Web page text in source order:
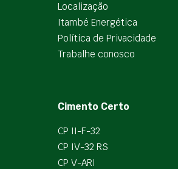
Localização
Itambé Energética
Política de Privacidade
Trabalhe conosco
Cimento Certo
CP II-F-32
CP IV-32 RS
CP V-ARI